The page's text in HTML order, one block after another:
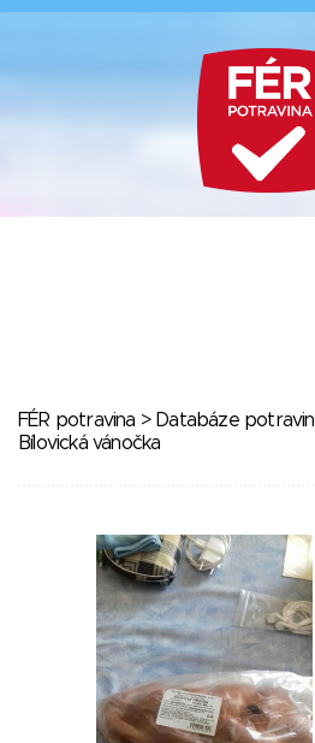
FÉR potravina > Databáze potravin
Bílovická vánočka